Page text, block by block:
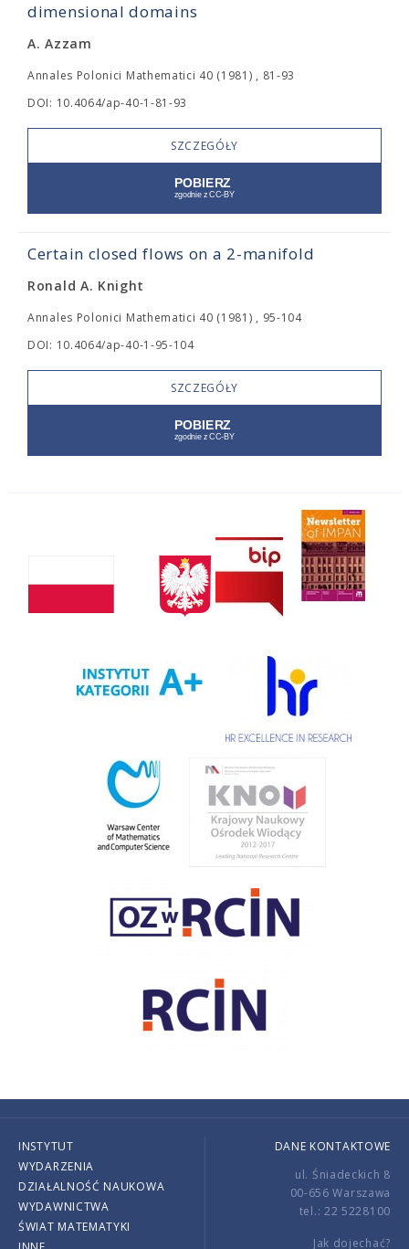
dimensional domains
A. Azzam
Annales Polonici Mathematici 40 (1981) , 81-93
DOI: 10.4064/ap-40-1-81-93
SZCZEGÓŁY
Certain closed flows on a 2-manifold
Ronald A. Knight
Annales Polonici Mathematici 40 (1981) , 95-104
DOI: 10.4064/ap-40-1-95-104
SZCZEGÓŁY
INSTYTUT
WYDARZENIA
DZIAŁALNOŚĆ NAUKOWA
WYDAWNICTWA
ŚWIAT MATEMATYKI
DANE KONTAKTOWE
ul. Śniadeckich 8
00-656 Warszawa
tel.: 22 5228100
Jak dojechać?